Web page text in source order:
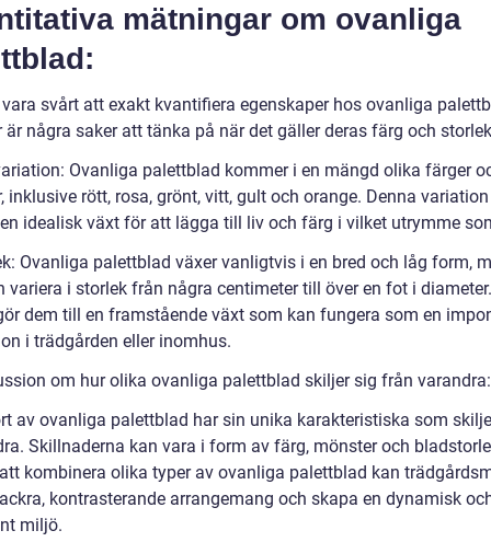
mätningar om ovanliga
svårt att exakt kvantifiera egenskaper hos ovanliga
är några saker att tänka på när det gäller deras färg och
Ovanliga palettblad kommer i en mängd olika färger
inklusive rött, rosa, grönt, vitt, gult och orange. Denna
idealisk växt för att lägga till liv och färg i vilket utrymme
Ovanliga palettblad växer vanligtvis i en bred och låg form,
variera i storlek från några centimeter till över en fot i
dem till en framstående växt som kan fungera som en
i trädgården eller inomhus.
om hur olika ovanliga palettblad skiljer sig från varandra:
av ovanliga palettblad har sin unika karakteristiska som
Skillnaderna kan vara i form av färg, mönster och
kombinera olika typer av ovanliga palettblad kan
kontrasterande arrangemang och skapa en dynamisk
miljö.